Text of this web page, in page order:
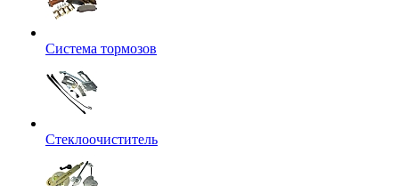
Система тормозов
Стеклоочиститель